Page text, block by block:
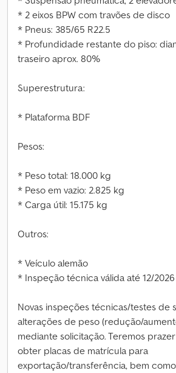
* 2 eixos BPW com travões de disco
* Pneus: 385/65 R22.5
* Profundidade restante do piso:
traseiro aprox. 80%
Superestrutura:
* Plataforma BDF
Pesos:
* Peso total: 18.000 kg
* Peso em vazio: 2.825 kg
* Carga útil: 15.175 kg
Outros:
* Veículo alemão
* Inspeção técnica válida até 12/2026
Novas inspeções técnicas/testes de
alterações de peso (redução/
mediante solicitação. Teremos
obter placas de matrícula para
exportação/transferência, bem